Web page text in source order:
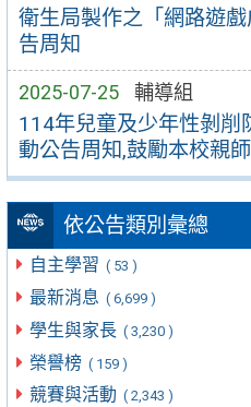
衛生局製作之「網路遊
告周知
2025-07-25 輔導組
114年兒童及少年性剝削
動公告周知,鼓勵本校親
依公告類別彙總
自主學習 ( 53 )
最新消息 ( 6,699 )
學生與家長 ( 3,230 )
榮譽榜 ( 159 )
競賽與活動 ( 2,343 )